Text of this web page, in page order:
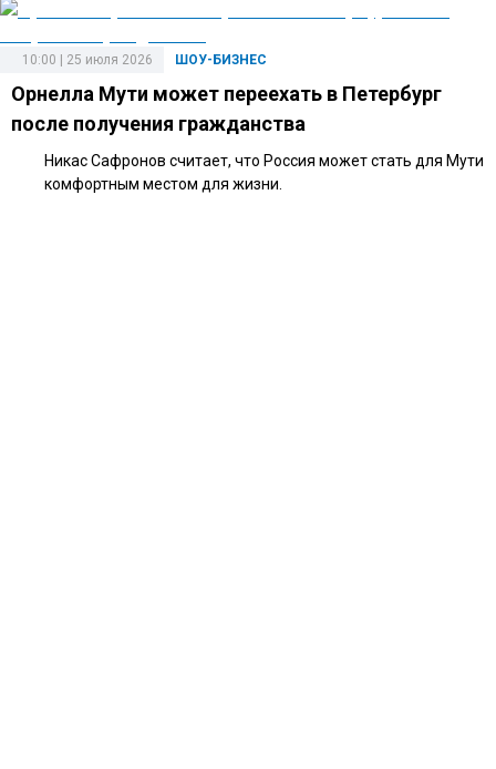
ШОУ-БИЗНЕС
10:00 | 25 июля 2026
Орнелла Мути может переехать в Петербург
после получения гражданства
Никас Сафронов считает, что Россия может стать для Мути
комфортным местом для жизни.